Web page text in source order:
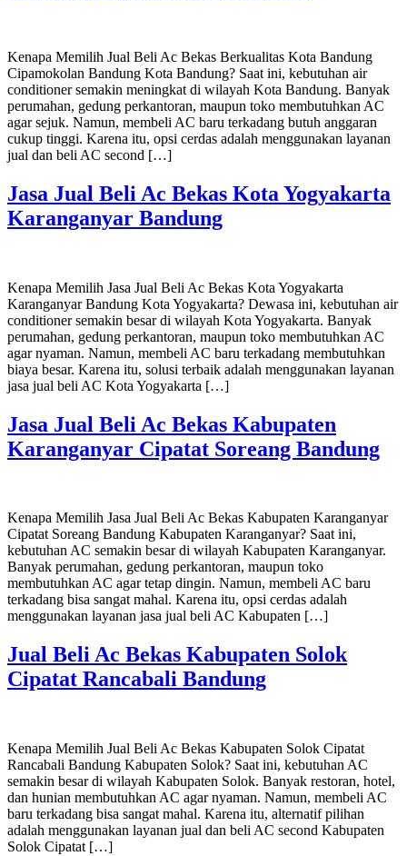
Kenapa Memilih Jual Beli Ac Bekas Berkualitas Kota Bandung
Cipamokolan Bandung Kota Bandung? Saat ini, kebutuhan air
conditioner semakin meningkat di wilayah Kota Bandung. Banyak
perumahan, gedung perkantoran, maupun toko membutuhkan AC
agar sejuk. Namun, membeli AC baru terkadang butuh anggaran
cukup tinggi. Karena itu, opsi cerdas adalah menggunakan layanan
jual dan beli AC second […]
Jasa Jual Beli Ac Bekas Kota Yogyakarta
Karanganyar Bandung
Kenapa Memilih Jasa Jual Beli Ac Bekas Kota Yogyakarta
Karanganyar Bandung Kota Yogyakarta? Dewasa ini, kebutuhan air
conditioner semakin besar di wilayah Kota Yogyakarta. Banyak
perumahan, gedung perkantoran, maupun toko membutuhkan AC
agar nyaman. Namun, membeli AC baru terkadang membutuhkan
biaya besar. Karena itu, solusi terbaik adalah menggunakan layanan
jasa jual beli AC Kota Yogyakarta […]
Jasa Jual Beli Ac Bekas Kabupaten
Karanganyar Cipatat Soreang Bandung
Kenapa Memilih Jasa Jual Beli Ac Bekas Kabupaten Karanganyar
Cipatat Soreang Bandung Kabupaten Karanganyar? Saat ini,
kebutuhan AC semakin besar di wilayah Kabupaten Karanganyar.
Banyak perumahan, gedung perkantoran, maupun toko
membutuhkan AC agar tetap dingin. Namun, membeli AC baru
terkadang bisa sangat mahal. Karena itu, opsi cerdas adalah
menggunakan layanan jasa jual beli AC Kabupaten […]
Jual Beli Ac Bekas Kabupaten Solok
Cipatat Rancabali Bandung
Kenapa Memilih Jual Beli Ac Bekas Kabupaten Solok Cipatat
Rancabali Bandung Kabupaten Solok? Saat ini, kebutuhan AC
semakin besar di wilayah Kabupaten Solok. Banyak restoran, hotel,
dan hunian membutuhkan AC agar nyaman. Namun, membeli AC
baru terkadang bisa sangat mahal. Karena itu, alternatif pilihan
adalah menggunakan layanan jual dan beli AC second Kabupaten
Solok Cipatat […]